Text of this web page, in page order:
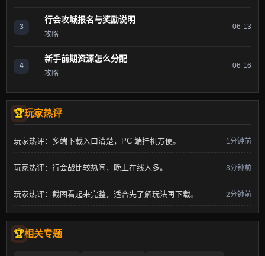
3
行会攻城报名与奖励说明
攻略
06-13
4
新手前期资源怎么分配
攻略
06-16
玩家热评
玩家热评：多端下载入口清楚，PC 端挂机方便。 1分钟前
玩家热评：行会战比较热闹，晚上在线人多。 3分钟前
玩家热评：截图看起来完整，适合先了解玩法再下载。 2分钟前
相关专题